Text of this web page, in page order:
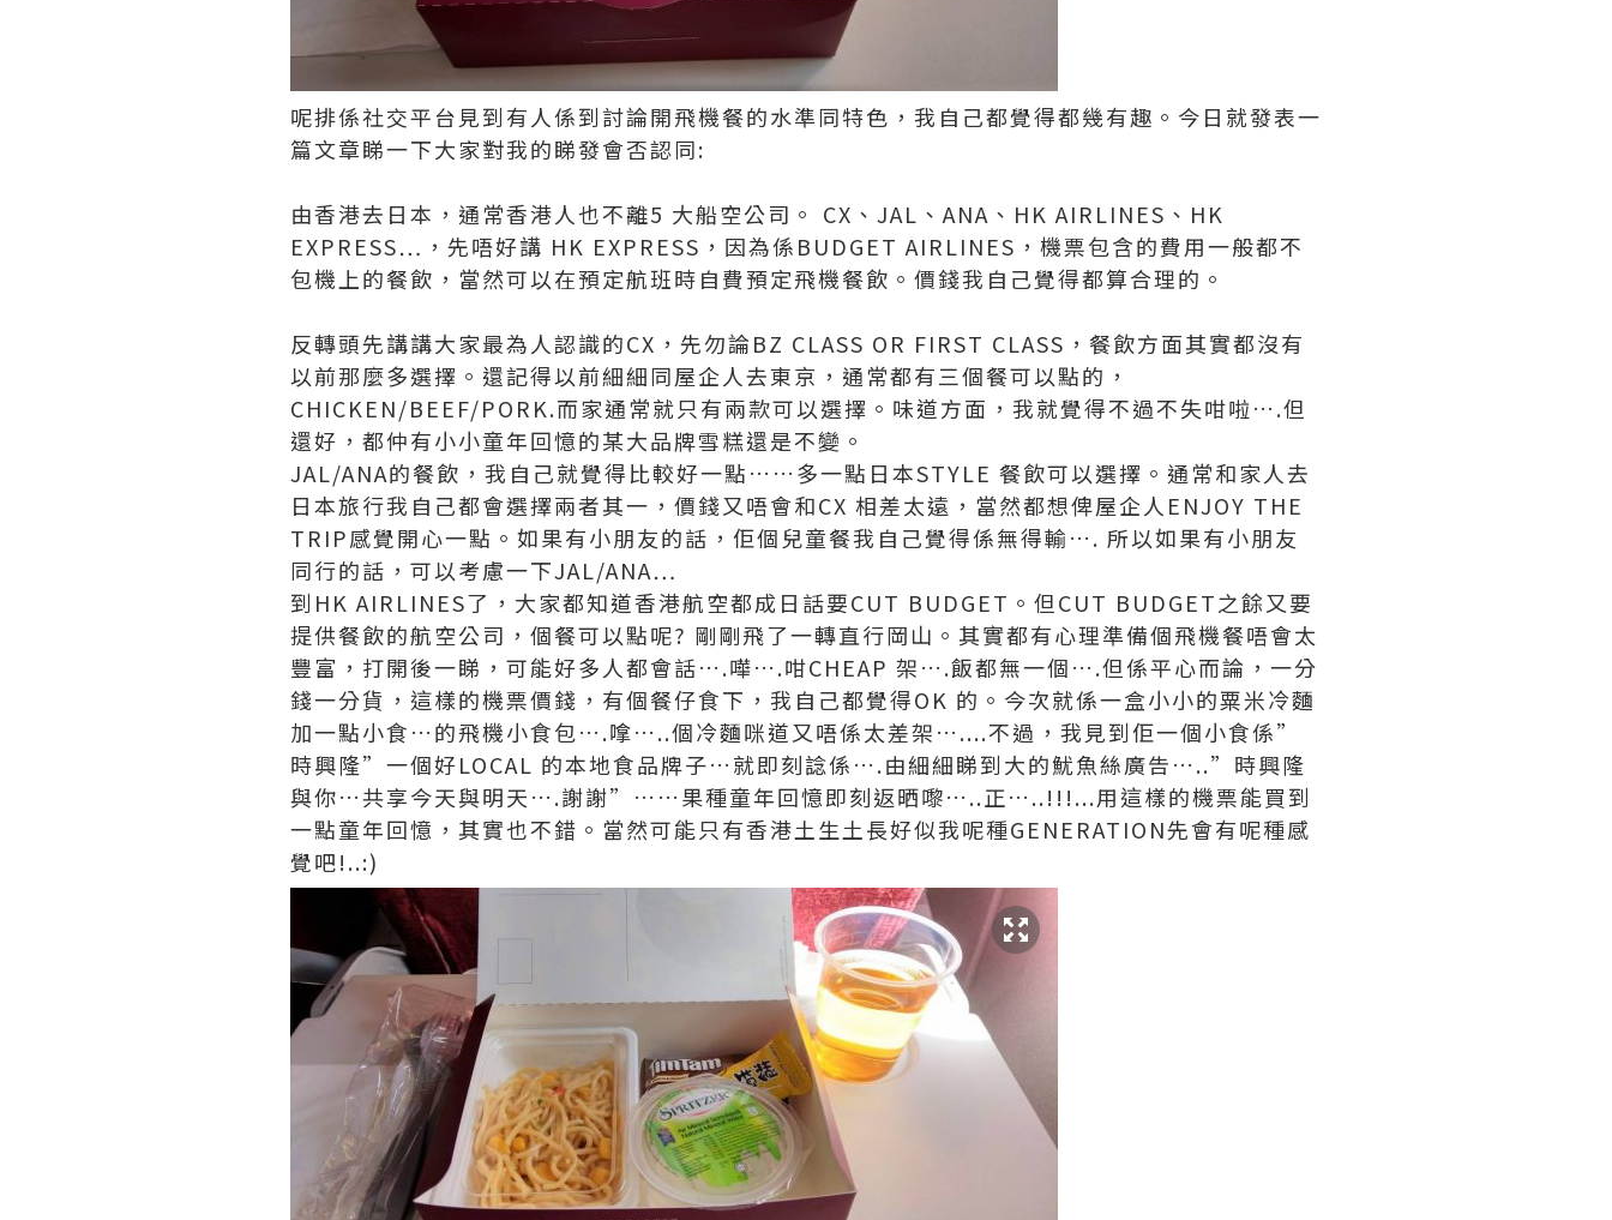
呢排係社交平台見到有人係到討論開飛機餐的水準同特色，我自己都覺得都幾有趣。今日就發表一
篇文章睇一下大家對我的睇發會否認同:
由香港去日本，通常香港人也不離5 大船空公司。 CX、JAL、ANA、HK AIRLINES、HK
EXPRESS…，先唔好講 HK EXPRESS，因為係BUDGET AIRLINES，機票包含的費用一般都不
包機上的餐飲，當然可以在預定航班時自費預定飛機餐飲。價錢我自己覺得都算合理的。
反轉頭先講講大家最為人認識的CX，先勿論BZ CLASS OR FIRST CLASS，餐飲方面其實都沒有
以前那麼多選擇。還記得以前細細同屋企人去東京，通常都有三個餐可以點的，
CHICKEN/BEEF/PORK.而家通常就只有兩款可以選擇。味道方面，我就覺得不過不失咁啦….但
還好，都仲有小小童年回憶的某大品牌雪糕還是不變。
JAL/ANA的餐飲，我自己就覺得比較好一點……多一點日本STYLE 餐飲可以選擇。通常和家人去
日本旅行我自己都會選擇兩者其一，價錢又唔會和CX 相差太遠，當然都想俾屋企人ENJOY THE
TRIP感覺開心一點。如果有小朋友的話，佢個兒童餐我自己覺得係無得輸…. 所以如果有小朋友
同行的話，可以考慮一下JAL/ANA…
到HK AIRLINES了，大家都知道香港航空都成日話要CUT BUDGET。但CUT BUDGET之餘又要
提供餐飲的航空公司，個餐可以點呢? 剛剛飛了一轉直行岡山。其實都有心理準備個飛機餐唔會太
豐富，打開後一睇，可能好多人都會話….嘩….咁CHEAP 架….飯都無一個….但係平心而論，一分
錢一分貨，這樣的機票價錢，有個餐仔食下，我自己都覺得OK 的。今次就係一盒小小的粟米冷麵
加一點小食…的飛機小食包….嗱…..個冷麵咪道又唔係太差架…....不過，我見到佢一個小食係”
時興隆”一個好LOCAL 的本地食品牌子…就即刻諗係….由細細睇到大的魷魚絲廣告…..”時興隆
與你…共享今天與明天….謝謝”……果種童年回憶即刻返晒嚟…..正…..!!!...用這樣的機票能買到
一點童年回憶，其實也不錯。當然可能只有香港土生土長好似我呢種GENERATION先會有呢種感
覺吧!..:)